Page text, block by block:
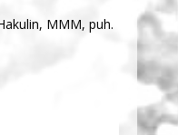
MMM, puh.